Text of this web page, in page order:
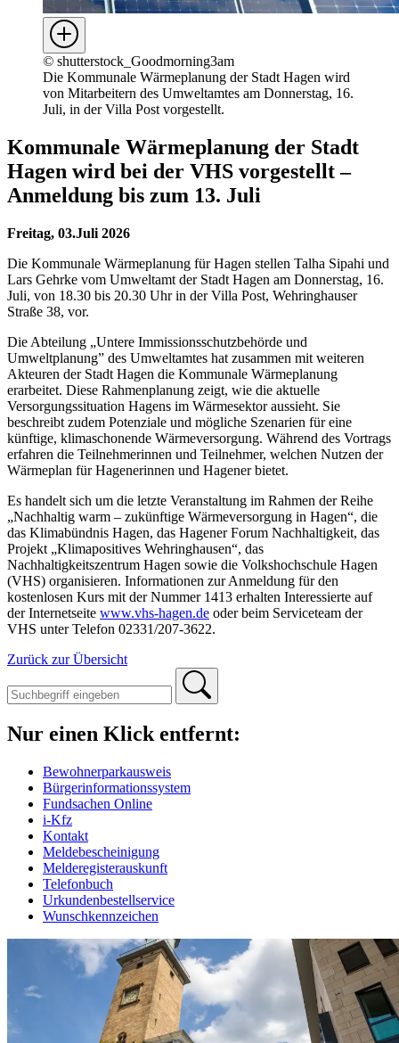
© shutterstock_Goodmorning3am
Die Kommunale Wärmeplanung der Stadt Hagen wird
von Mitarbeitern des Umweltamtes am Donnerstag, 16.
Juli, in der Villa Post vorgestellt.
Kommunale Wärmeplanung der Stadt
Hagen wird bei der VHS vorgestellt –
Anmeldung bis zum 13. Juli
Freitag, 03.Juli 2026
Die Kommunale Wärmeplanung für Hagen stellen Talha Sipahi und
Lars Gehrke vom Umweltamt der Stadt Hagen am Donnerstag, 16.
Juli, von 18.30 bis 20.30 Uhr in der Villa Post, Wehringhauser
Straße 38, vor.
Die Abteilung „Untere Immissionsschutzbehörde und
Umweltplanung” des Umweltamtes hat zusammen mit weiteren
Akteuren der Stadt Hagen die Kommunale Wärmeplanung
erarbeitet. Diese Rahmenplanung zeigt, wie die aktuelle
Versorgungssituation Hagens im Wärmesektor aussieht. Sie
beschreibt zudem Potenziale und mögliche Szenarien für eine
künftige, klimaschonende Wärmeversorgung. Während des Vortrags
erfahren die Teilnehmerinnen und Teilnehmer, welchen Nutzen der
Wärmeplan für Hagenerinnen und Hagener bietet.
Es handelt sich um die letzte Veranstaltung im Rahmen der Reihe
„Nachhaltig warm – zukünftige Wärmeversorgung in Hagen“, die
das Klimabündnis Hagen, das Hagener Forum Nachhaltigkeit, das
Projekt „Klimapositives Wehringhausen“, das
Nachhaltigkeitszentrum Hagen sowie die Volkshochschule Hagen
(VHS) organisieren. Informationen zur Anmeldung für den
kostenlosen Kurs mit der Nummer 1413 erhalten Interessierte auf
der Internetseite www.vhs-hagen.de oder beim Serviceteam der
VHS unter Telefon 02331/207-3622.
Zurück zur Übersicht
Nur einen Klick entfernt:
Bewohnerparkausweis
Bürgerinformationssystem
Fundsachen Online
i-Kfz
Kontakt
Meldebescheinigung
Melderegisterauskunft
Telefonbuch
Urkundenbestellservice
Wunschkennzeichen